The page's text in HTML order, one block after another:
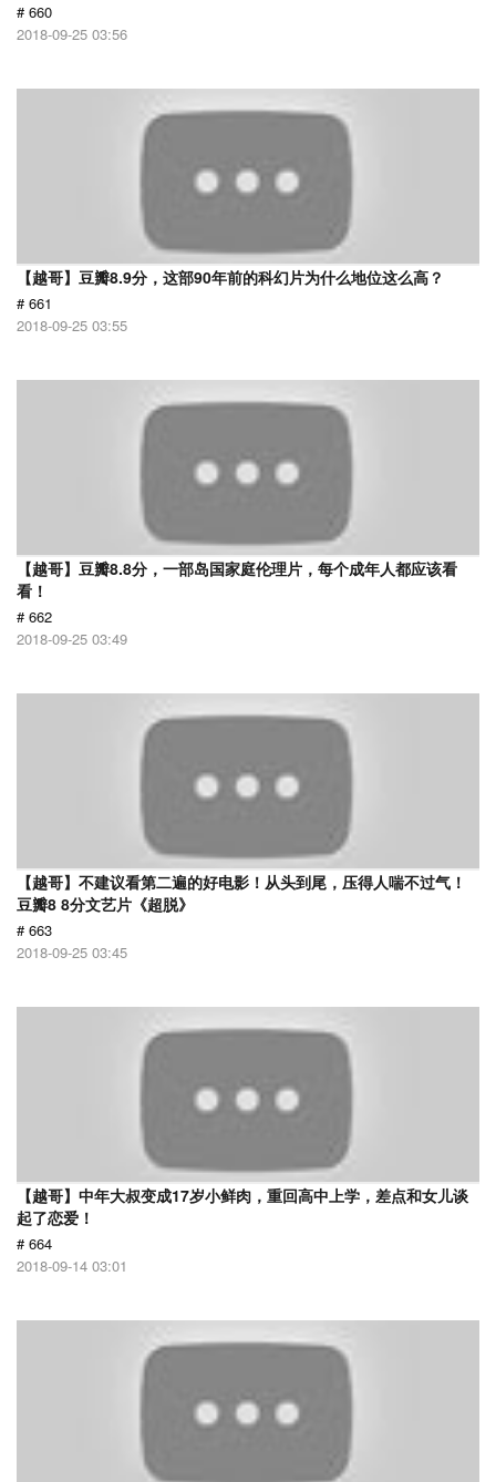
# 660
2018-09-25 03:56
【越哥】豆瓣8.9分，这部90年前的科幻片为什么地位这么高？
# 661
2018-09-25 03:55
【越哥】豆瓣8.8分，一部岛国家庭伦理片，每个成年人都应该看
看！
# 662
2018-09-25 03:49
【越哥】不建议看第二遍的好电影！从头到尾，压得人喘不过气！
豆瓣8 8分文艺片《超脱》
# 663
2018-09-25 03:45
【越哥】中年大叔变成17岁小鲜肉，重回高中上学，差点和女儿谈
起了恋爱！
# 664
2018-09-14 03:01